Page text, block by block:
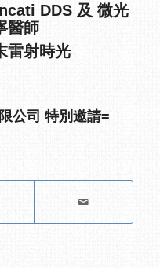
DDS 及 微光
醫師
雷射時光
公司 特別邀請=